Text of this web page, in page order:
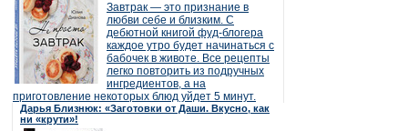
Завтрак — это признание в
любви себе и близким. С
дебютной книгой фуд-блогера
каждое утро будет начинаться с
бабочек в животе. Все рецепты
легко повторить из подручных
ингредиентов, а на
приготовление некоторых блюд уйдет 5 минут.
Дарья Близнюк: «Заготовки от Даши. Вкусно, как
ни «крути»!